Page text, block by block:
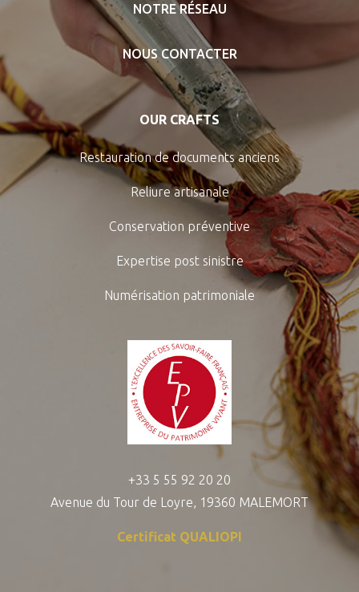
NOTRE RÉSEAU
NOUS CONTACTER
OUR CRAFTS
Restauration de documents anciens
Reliure artisanale
Conservation préventive
Expertise post sinistre
Numérisation patrimoniale
+33 5 55 92 20 20
Avenue du Tour de Loyre, 19360 MALEMORT
Certificat QUALIOPI